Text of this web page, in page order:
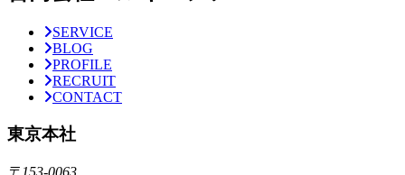
SERVICE
BLOG
PROFILE
RECRUIT
CONTACT
東京本社
〒153-0063